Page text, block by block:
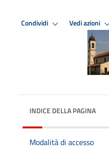
Condividi Vedi azioni
INDICE DELLA PAGINA
Modalità di accesso